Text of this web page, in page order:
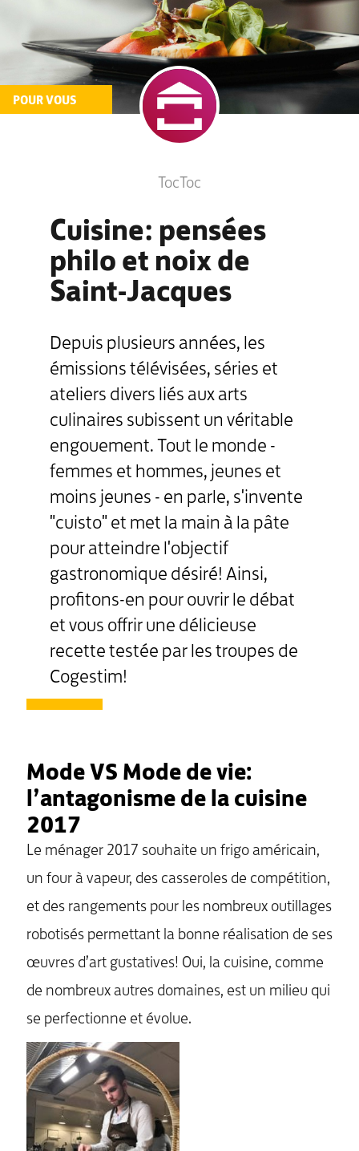
POUR VOUS
TocToc
Cuisine: pensées
philo et noix de
Saint-Jacques
Depuis plusieurs années, les
émissions télévisées, séries et
ateliers divers liés aux arts
culinaires subissent un véritable
engouement. Tout le monde -
femmes et hommes, jeunes et
moins jeunes - en parle, s'invente
"cuisto" et met la main à la pâte
pour atteindre l'objectif
gastronomique désiré! Ainsi,
profitons-en pour ouvrir le débat
et vous offrir une délicieuse
recette testée par les troupes de
Cogestim!
Mode VS Mode de vie:
l’antagonisme de la cuisine
2017
Le ménager 2017 souhaite un frigo américain,
un four à vapeur, des casseroles de compétition,
et des rangements pour les nombreux outillages
robotisés permettant la bonne réalisation de ses
œuvres d’art gustatives! Oui, la cuisine, comme
de nombreux autres domaines, est un milieu qui
se perfectionne et évolue.